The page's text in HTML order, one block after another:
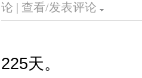
论 | 查看/发表评论
225天。